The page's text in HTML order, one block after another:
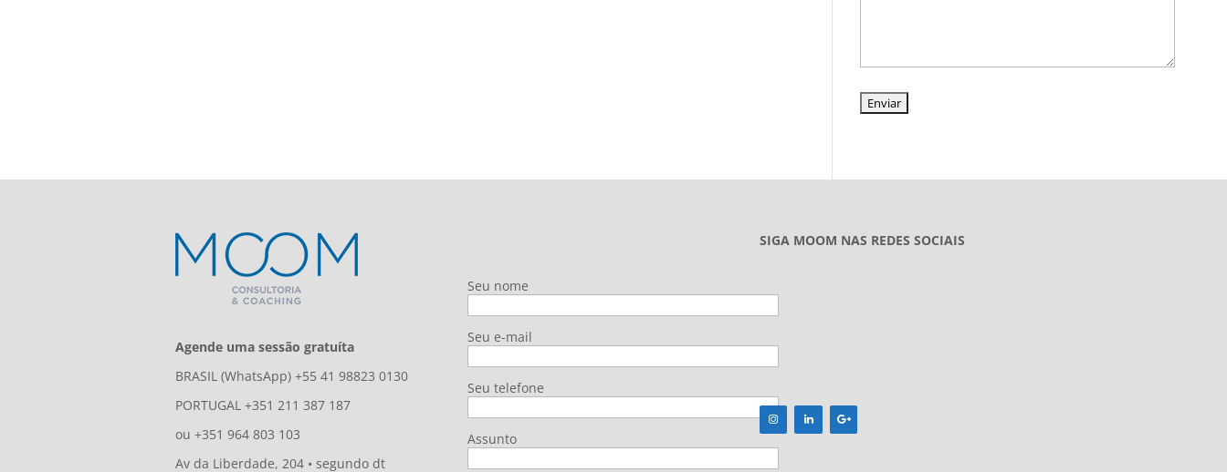
Agende uma sessão gratuíta
BRASIL (WhatsApp) +55 41 98823 0130
PORTUGAL +351 211 387 187
ou +351 964 803 103
Av da Liberdade, 204 • segundo dt
Seu nome
Seu e-mail
Seu telefone
Assunto
SIGA MOOM NAS REDES SOCIAIS